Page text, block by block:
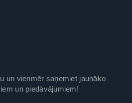
un vienmēr saņemiet jaunāko
un piedāvājumiem!